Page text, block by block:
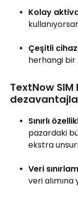
Kolay
Çeşitli
herhangi bir
TextNow SIM
Sınırlı
pazardaki
ekstra
Veri
veri alımına